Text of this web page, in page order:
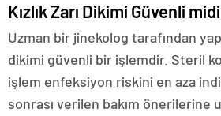
Kızlık Zarı Dikimi Güvenli
Uzman bir jinekolog tarafından
dikimi güvenli bir işlemdir. Steril
işlem enfeksiyon riskini en aza
sonrası verilen bakım önerilerine